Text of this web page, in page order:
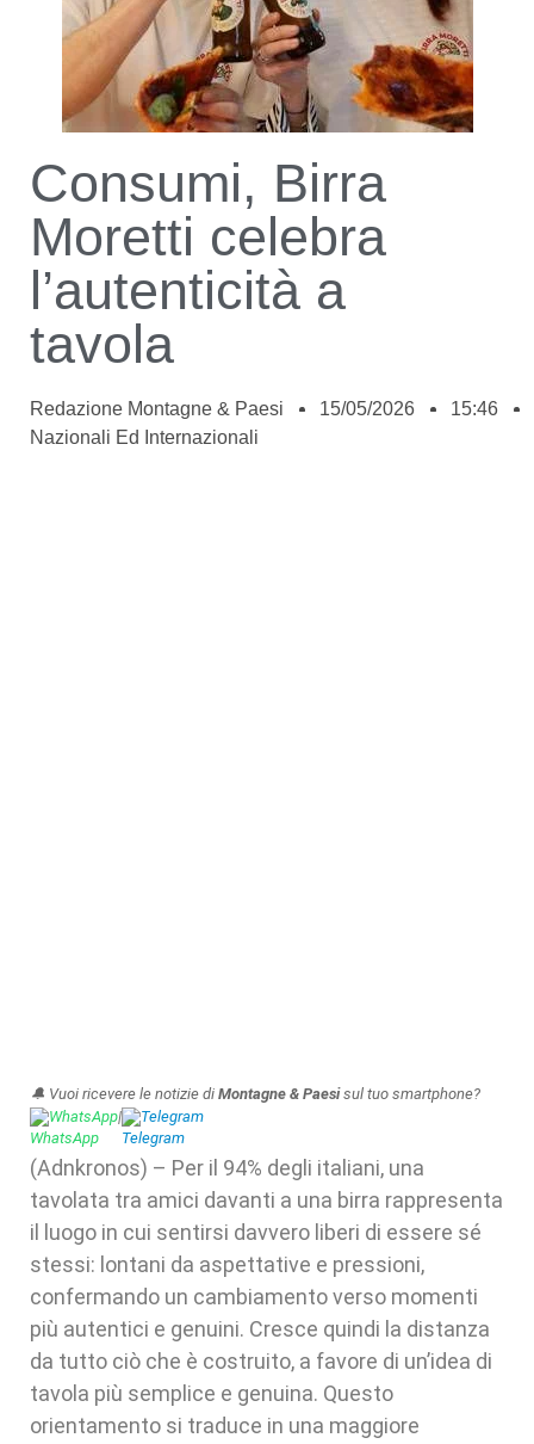
Consumi, Birra
Moretti celebra
l’autenticità a
tavola
Redazione Montagne & Paesi 15/05/2026
15:46
Nazionali Ed Internazionali
🔔 Vuoi ricevere le notizie di Montagne & Paesisul tuo smartphone?
WhatsApp| Telegram
(Adnkronos) – Per il 94% degli italiani, una
tavolata tra amici davanti a una birra rappresenta
il luogo in cui sentirsi davvero liberi di essere sé
stessi: lontani da aspettative e pressioni,
confermando un cambiamento verso momenti
più autentici e genuini. Cresce quindi la distanza
da tutto ciò che è costruito, a favore di un’idea di
tavola più semplice e genuina. Questo
orientamento si traduce in una maggiore